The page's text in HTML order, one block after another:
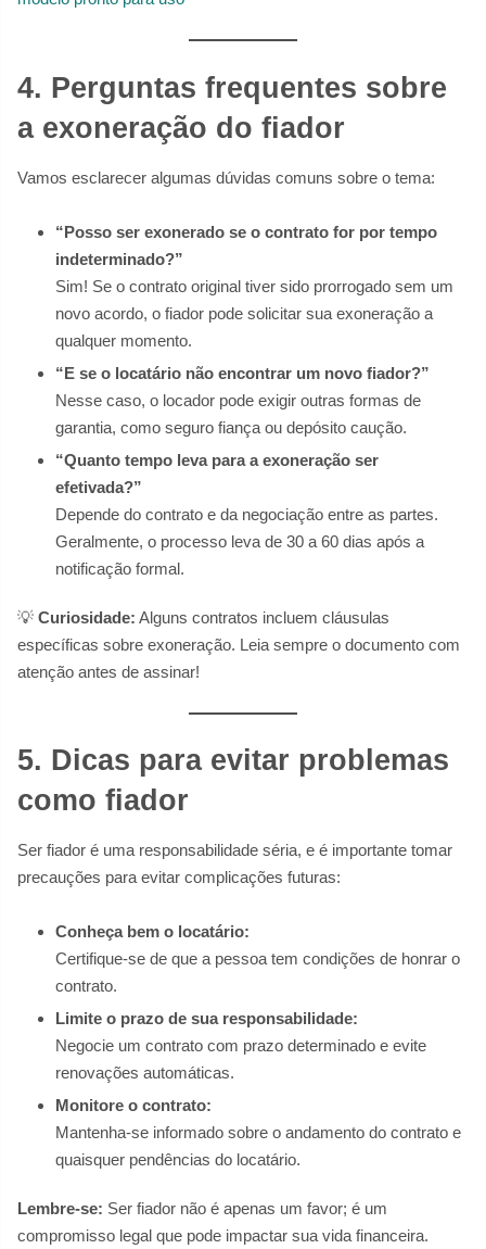
4. Perguntas frequentes sobre
a exoneração do fiador
Vamos esclarecer algumas dúvidas comuns sobre o tema:
“Posso ser exonerado se o contrato for por tempo
indeterminado?”
Sim! Se o contrato original tiver sido prorrogado sem um
novo acordo, o fiador pode solicitar sua exoneração a
qualquer momento.
“E se o locatário não encontrar um novo fiador?”
Nesse caso, o locador pode exigir outras formas de
garantia, como seguro fiança ou depósito caução.
“Quanto tempo leva para a exoneração ser
efetivada?”
Depende do contrato e da negociação entre as partes.
Geralmente, o processo leva de 30 a 60 dias após a
notificação formal.
💡 Curiosidade: Alguns contratos incluem cláusulas
específicas sobre exoneração. Leia sempre o documento com
atenção antes de assinar!
5. Dicas para evitar problemas
como fiador
Ser fiador é uma responsabilidade séria, e é importante tomar
precauções para evitar complicações futuras:
Conheça bem o locatário:
Certifique-se de que a pessoa tem condições de honrar o
contrato.
Limite o prazo de sua responsabilidade:
Negocie um contrato com prazo determinado e evite
renovações automáticas.
Monitore o contrato:
Mantenha-se informado sobre o andamento do contrato e
quaisquer pendências do locatário.
Lembre-se: Ser fiador não é apenas um favor; é um
compromisso legal que pode impactar sua vida financeira.